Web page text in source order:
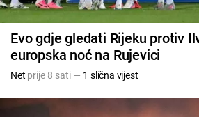
Evo gdje gledati Rijeku protiv
europska noć na Rujevici
Net prije 8 sati — 1 slična vijest